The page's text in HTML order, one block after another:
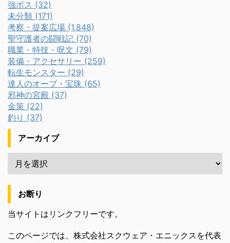
強ボス (32)
未分類 (171)
考察・提案広場 (1,848)
聖守護者の闘戦記 (70)
職業・特技・呪文 (79)
装備・アクセサリー (259)
転生モンスター (29)
達人のオーブ・宝珠 (65)
邪神の宮殿 (37)
金策 (22)
釣り (37)
アーカイブ
お断り
当サイトはリンクフリーです。
このページでは、株式会社スクウェア・エニックスを代表